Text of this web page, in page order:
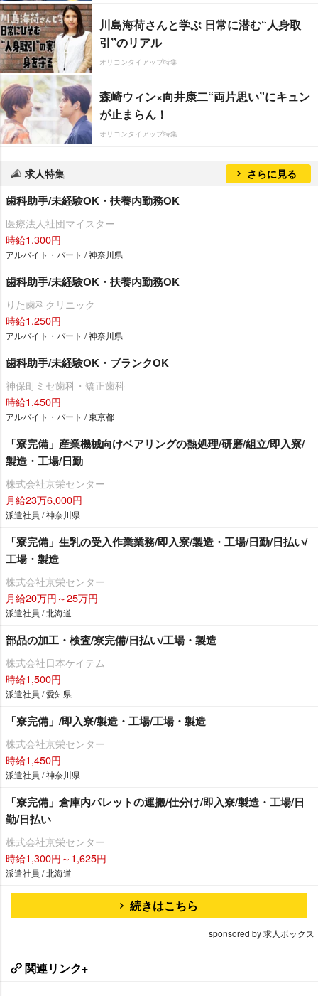
川島海荷さんと学ぶ 日常に潜む“人身取
引”のリアル
オリコンタイアップ特集
森崎ウィン×向井康二“両片思い”にキュン
が止まらん！
オリコンタイアップ特集
求人特集 さらに見る
歯科助手/未経験OK・扶養内勤務OK
医療法人社団マイスター
時給1,300円
アルバイト・パート / 神奈川県
歯科助手/未経験OK・扶養内勤務OK
りた歯科クリニック
時給1,250円
アルバイト・パート / 神奈川県
歯科助手/未経験OK・ブランクOK
神保町ミセ歯科・矯正歯科
時給1,450円
アルバイト・パート / 東京都
「寮完備」産業機械向けベアリングの熱処理/研磨/組立/即入寮/
製造・工場/日勤
株式会社京栄センター
月給23万6,000円
派遣社員 / 神奈川県
「寮完備」生乳の受入作業業務/即入寮/製造・工場/日勤/日払い/
工場・製造
株式会社京栄センター
月給20万円～25万円
派遣社員 / 北海道
部品の加工・検査/寮完備/日払い/工場・製造
株式会社日本ケイテム
時給1,500円
派遣社員 / 愛知県
「寮完備」/即入寮/製造・工場/工場・製造
株式会社京栄センター
時給1,450円
派遣社員 / 神奈川県
「寮完備」倉庫内パレットの運搬/仕分け/即入寮/製造・工場/日
勤/日払い
株式会社京栄センター
時給1,300円～1,625円
派遣社員 / 北海道
続きはこちら
sponsored by 求人ボックス
関連リンク+